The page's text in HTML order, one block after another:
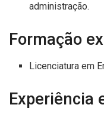
administração.
Formação
Licenciatura em
Experiência